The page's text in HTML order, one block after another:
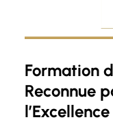
Formation
Reconnue